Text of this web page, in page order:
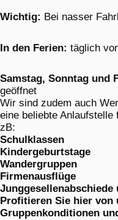
Wichtig: Bei nasser
In den Ferien: täglich
Samstag, Sonntag und
geöffnet
Wir sind zudem auch
eine beliebte
zB:
Schulklassen
Kindergeburtstage
Wandergruppen
Firmenausflüge
Junggesellenabschiede
Profitieren Sie hier von
Gruppenkonditionen